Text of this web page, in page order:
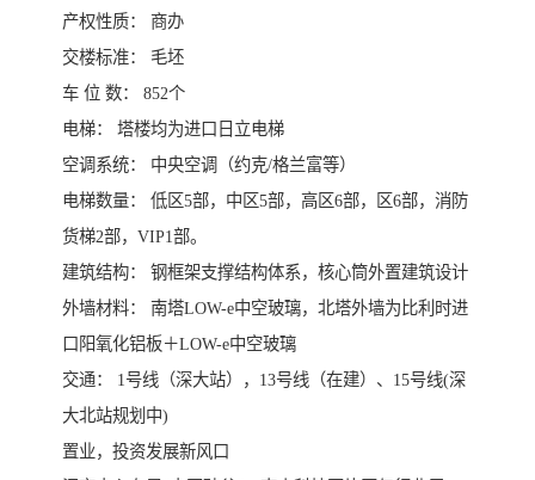
产权性质： 商办
交楼标准： 毛坯
车 位 数： 852个
电梯： 塔楼均为进口日立电梯
空调系统： 中央空调（约克/格兰富等）
电梯数量： 低区5部，中区5部，高区6部，区6部，消防
货梯2部，VIP1部。
建筑结构： 钢框架支撑结构体系，核心筒外置建筑设计
外墙材料： 南塔LOW-e中空玻璃，北塔外墙为比利时进
口阳氧化铝板＋LOW-e中空玻璃
交通： 1号线（深大站），13号线（在建）、15号线(深
大北站规划中)
置业，投资发展新风口